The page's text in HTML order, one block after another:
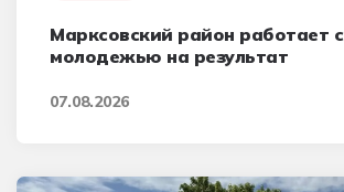
Марксовский район работает с
молодежью на результат
07.08.2026